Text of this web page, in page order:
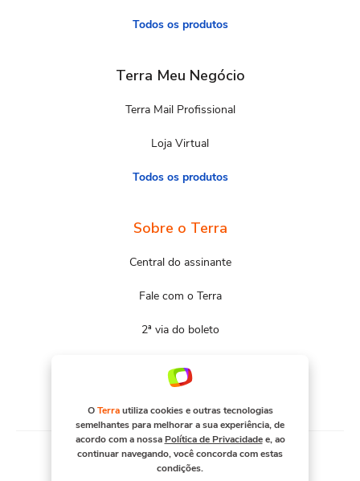
Todos os produtos
Terra Meu Negócio
Terra Mail Profissional
Loja Virtual
Todos os produtos
Sobre o Terra
Central do assinante
Fale com o Terra
2ª via do boleto
OTerrautiliza cookies e outras tecnologias
semelhantes para melhorar a sua experiência, de
acordo com a nossa Política de Privacidadee, ao
continuar navegando, você concorda com estas
condições.